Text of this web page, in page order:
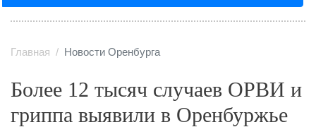
Главная Новости Оренбурга
Более 12 тысяч случаев ОРВИ и
гриппа выявили в Оренбуржье